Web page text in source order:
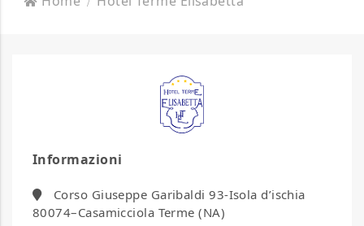
Informazioni
Corso Giuseppe Garibaldi 93-Isola d’ischia
80074–Casamicciola Terme (NA)